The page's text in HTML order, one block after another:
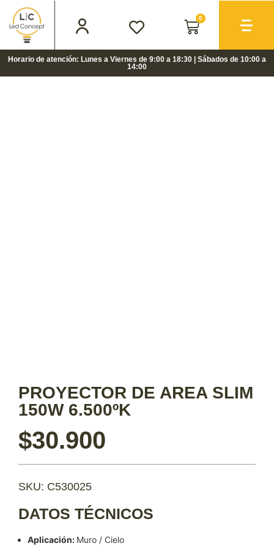
0
Horario de atención: Lunes a Viernes de 9:00 a 18:30 | Sábados de 10:00 a
14:00
PROYECTOR DE AREA SLIM
150W 6.500ºK
$30.900
SKU: C530025
DATOS TÉCNICOS
Aplicación: Muro / Cielo